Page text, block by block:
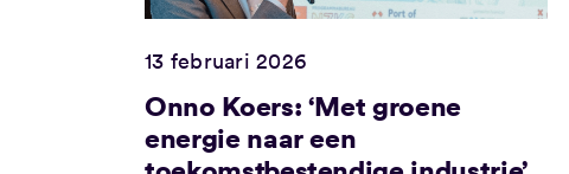
13 februari 2026
Onno Koers: ‘Met groene
energie naar een